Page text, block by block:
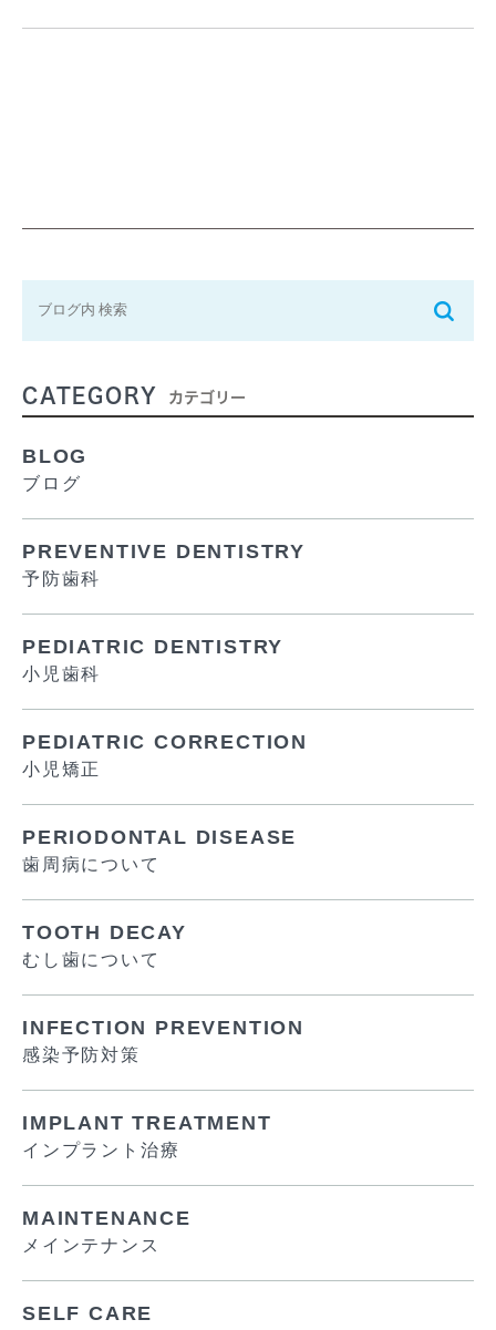
CATEGORY カテゴリー
BLOG
ブログ
PREVENTIVE DENTISTRY
予防歯科
PEDIATRIC DENTISTRY
小児歯科
PEDIATRIC CORRECTION
小児矯正
PERIODONTAL DISEASE
歯周病について
TOOTH DECAY
むし歯について
INFECTION PREVENTION
感染予防対策
IMPLANT TREATMENT
インプラント治療
MAINTENANCE
メインテナンス
SELF CARE